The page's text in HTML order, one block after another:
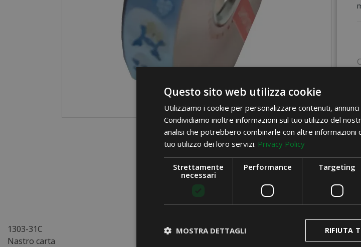
DESCRIZIONE DETTAGLI
1303-31C
Nastro carta
Questo sito web utilizza cookie
Utilizziamo i cookie per personalizzare contenuti,
Condividiamo inoltre informazioni sul tuo utilizzo del
analisi che potrebbero combinarle con altre informazioni
tuo utilizzo dei loro servizi. Privacy Policy
Strettamente
necessari
Performance Targeting
RIFIUTA
MOSTRA DETTAGLI